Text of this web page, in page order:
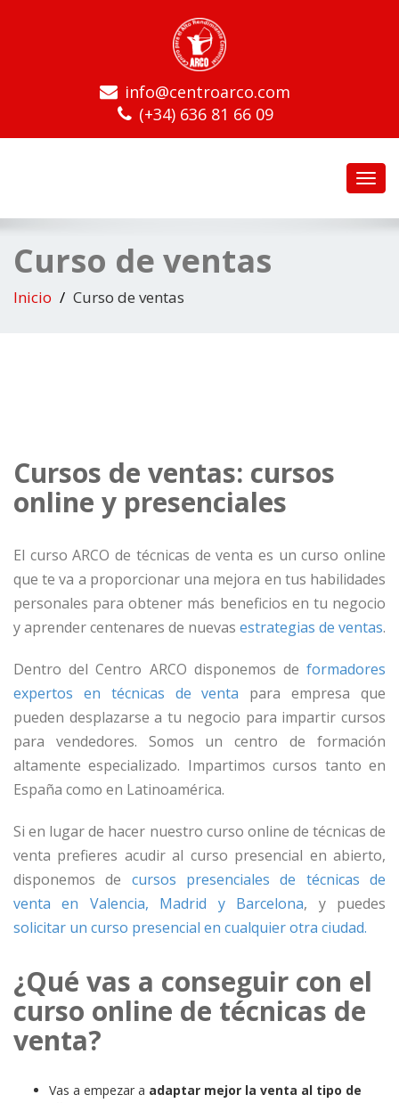
info@centroarco.com
(+34) 636 81 66 09
Curso de ventas
Inicio Curso de ventas
Cursos de ventas: cursos
online y presenciales
El curso ARCO de técnicas de venta es un curso online
que te va a proporcionar una mejora en tus habilidades
personales para obtener más beneficios en tu negocio
y aprender centenares de nuevas estrategias de ventas.
Dentro del Centro ARCO disponemos de formadores
expertos en técnicas de venta para empresa que
pueden desplazarse a tu negocio para impartir cursos
para vendedores. Somos un centro de formación
altamente especializado. Impartimos cursos tanto en
España como en Latinoamérica.
Si en lugar de hacer nuestro curso online de técnicas de
venta prefieres acudir al curso presencial en abierto,
disponemos de cursos presenciales de técnicas de
venta en Valencia, Madrid y Barcelona, y puedes
solicitar un curso presencial en cualquier otra ciudad.
¿Qué vas a conseguir con el
curso online de técnicas de
venta?
Vas a empezar a adaptar mejor la venta al tipo de